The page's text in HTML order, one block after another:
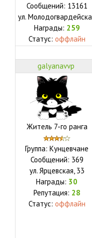
Сообщений: 13161
ул.
Награды: 259
Статус: оффлайн
galyanavvp
Житель 7-го ранга
Группа: Кунцевчане
Сообщений: 369
ул. Ярцевская, 33
Награды: 30
Репутация: 28
Статус: оффлайн